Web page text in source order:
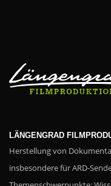
LÄNGENGRAD
Herstellung von
insbesondere für ARD-